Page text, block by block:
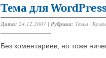
Тема для
Дата: 24.12.2007 | Рубрика: Темы |
Без коментариев, но тоже